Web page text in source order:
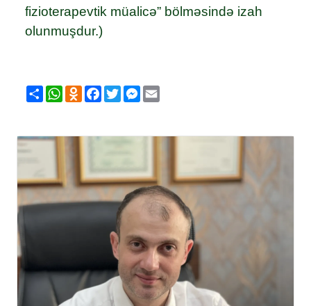
fizioterapevtik müalicə” bölməsində izah
olunmuşdur.)
ShareWhatsApp
Odnoklassniki
Facebook
TwitterMessenger